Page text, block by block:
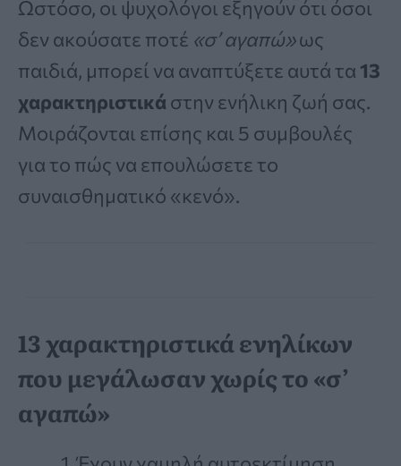
Ωστόσο, οι ψυχολόγοι εξηγούν ότι όσοι
δεν ακούσατε ποτέ «σ’ αγαπώ»ως
παιδιά, μπορεί να αναπτύξετε αυτά τα 13
χαρακτηριστικά στην ενήλικη ζωή σας.
Μοιράζονται επίσης και 5 συμβουλές
για το πώς να επουλώσετε το
συναισθηματικό «κενό».
13 χαρακτηριστικά ενηλίκων
που μεγάλωσαν χωρίς το «σ’
αγαπώ»